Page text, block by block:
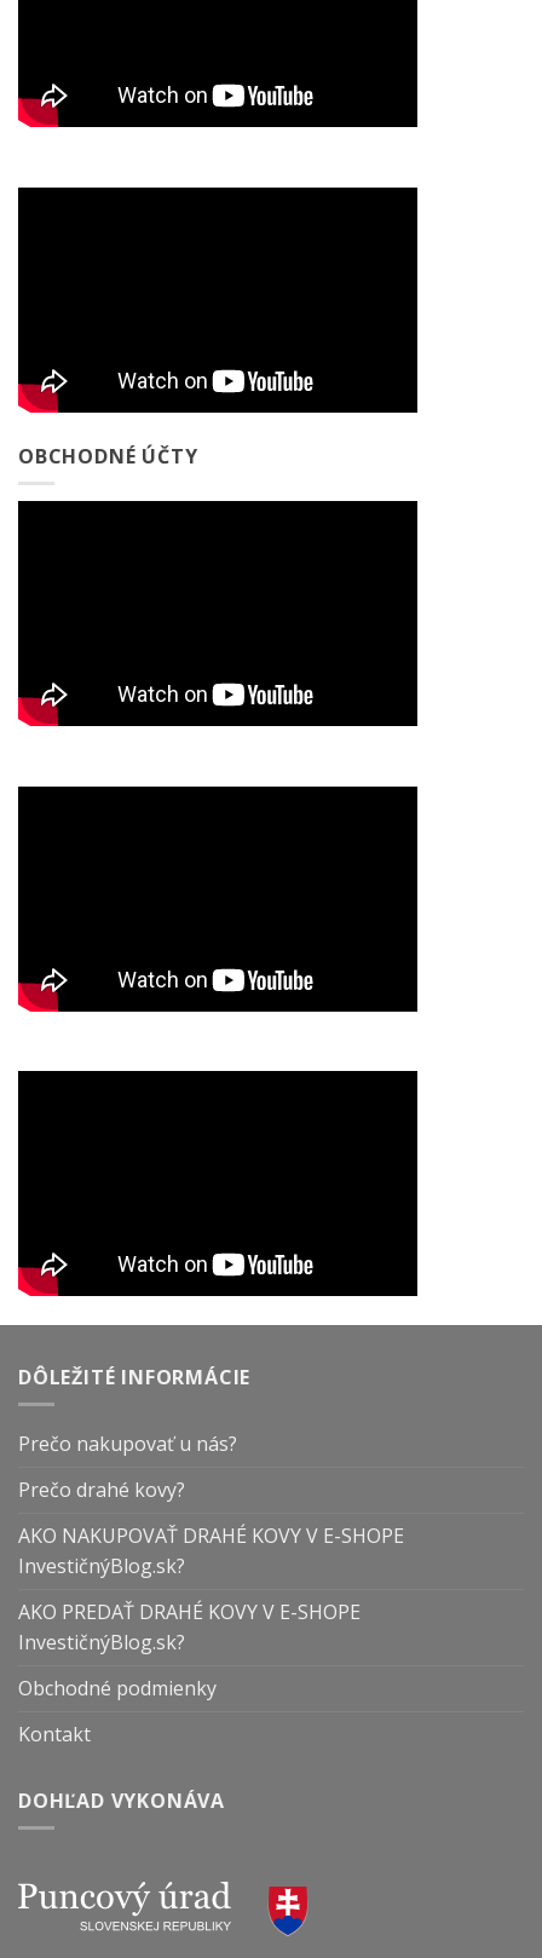
OBCHODNÉ ÚČTY
DÔLEŽITÉ INFORMÁCIE
Prečo nakupovať u nás?
Prečo drahé kovy?
AKO NAKUPOVAŤ DRAHÉ KOVY V E-SHOPE
InvestičnýBlog.sk?
AKO PREDAŤ DRAHÉ KOVY V E-SHOPE
InvestičnýBlog.sk?
Obchodné podmienky
Kontakt
DOHĽAD VYKONÁVA